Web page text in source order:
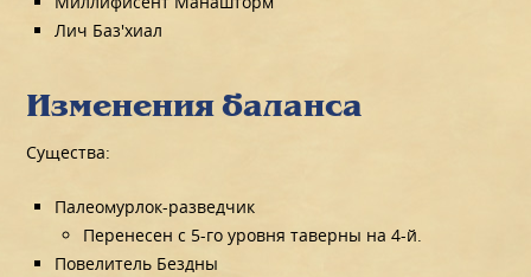
Лич Баз'хиал
Изменения баланса
Существа:
Палеомурлок-разведчик
Перенесен с 5-го уровня таверны на 4-й.
Повелитель Бездны